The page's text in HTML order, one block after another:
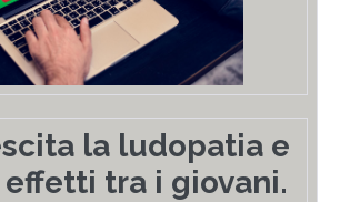
la ludopatia e
effetti tra i giovani.